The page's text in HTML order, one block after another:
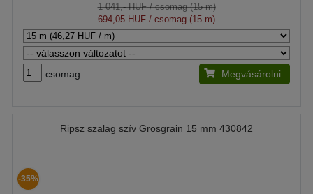
1 041,- HUF/ csomag (15 m)
694,05 HUF / csomag (15 m)
csomag Megvásárolni
Ripsz szalag szív Grosgrain 15 mm 430842
-35%